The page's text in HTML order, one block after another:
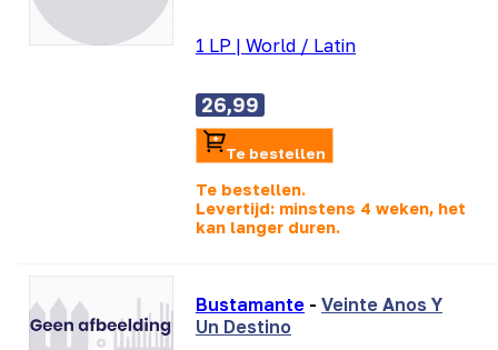
1 LP | World / Latin
26,99
Te bestellen
Te bestellen.
Levertijd: minstens 4 weken, het
kan langer duren.
Bustamante - Veinte Anos Y
Un Destino